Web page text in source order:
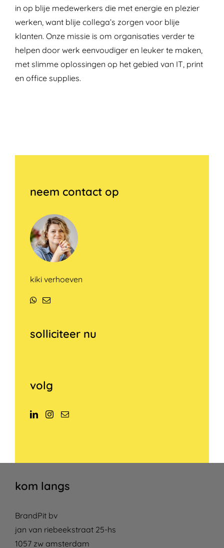
in op blije medewerkers die met energie en plezier
werken, want blije collega’s zorgen voor blije
klanten. Onze missie is om organisaties verder te
helpen door werk eenvoudiger en leuker te maken,
met slimme oplossingen op het gebied van IT, print
en office supplies.
neem contact op
kiki verhoeven
WhatsApp
E-
solliciteer nu
volg
kom langs
BrandPit bv
jan van riebeekstraat 25-hs
1057 zw amsterdam